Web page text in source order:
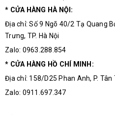
mũi hàn cần sử dụng miếng
* CỬA HÀNG HÀ NỘI:
Địa chỉ: Số 9 Ngõ 40/2 Tạ Quang
Trưng, TP. Hà Nội
Zalo: 0963.288.854
* CỬA HÀNG HỒ CHÍ MINH:
Địa chỉ: 158/D25 Phan Anh, P. Tân
Zalo: 0911.697.347